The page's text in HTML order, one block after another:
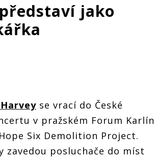
představí jako
Harvey se vrací do České
v pražském Forum Karlín
Six Demolition Project.
zavedou posluchače do míst